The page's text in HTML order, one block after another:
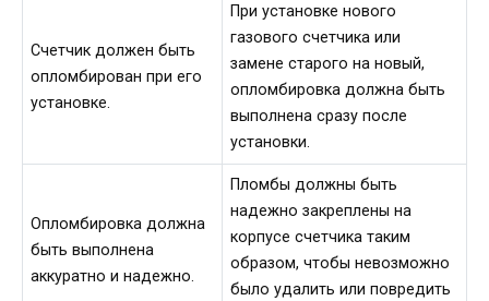
Счетчик должен быть
опломбирован при его
установке.
При установке нового
газового счетчика или
замене старого на новый,
опломбировка должна быть
выполнена сразу после
установки.
Опломбировка должна
быть выполнена
аккуратно и надежно.
Пломбы должны быть
надежно закреплены на
корпусе счетчика таким
образом, чтобы невозможно
было удалить или повредить